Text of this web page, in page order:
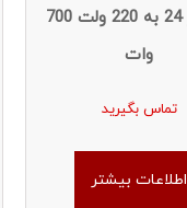
اینورتر 24 به 220 ولت 700
وات
تماس بگیرید
اطلاعات بیشتر